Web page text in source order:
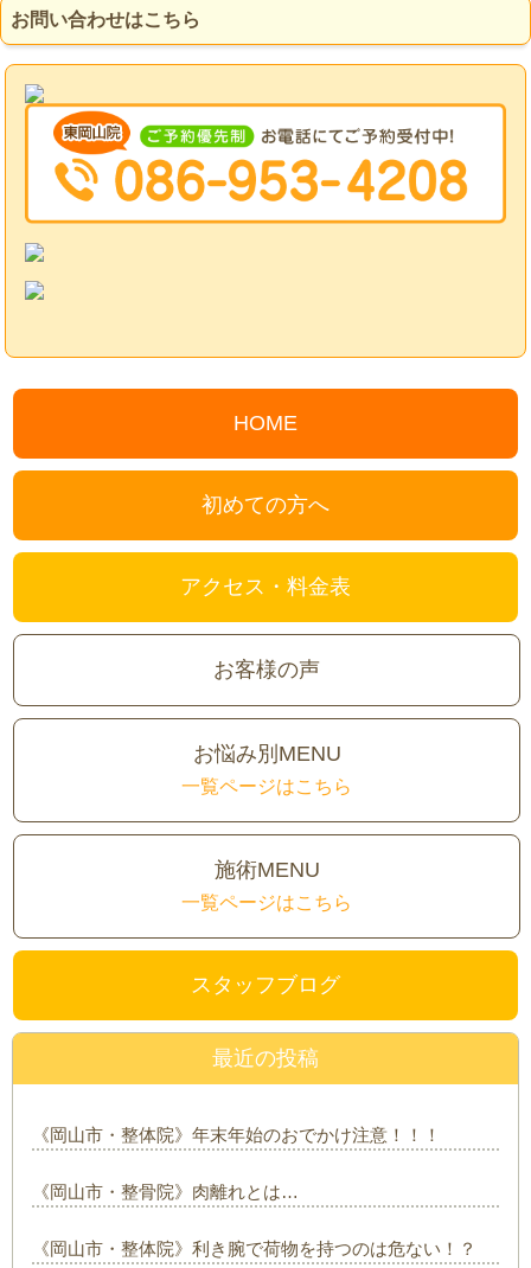
お問い合わせはこちら
HOME
初めての方へ
アクセス・料金表
お客様の声
お悩み別MENU
一覧ページはこちら
施術MENU
一覧ページはこちら
スタッフブログ
最近の投稿
《岡山市・整体院》年末年始のおでかけ注意！！！
《岡山市・整骨院》肉離れとは…
《岡山市・整体院》利き腕で荷物を持つのは危ない！？